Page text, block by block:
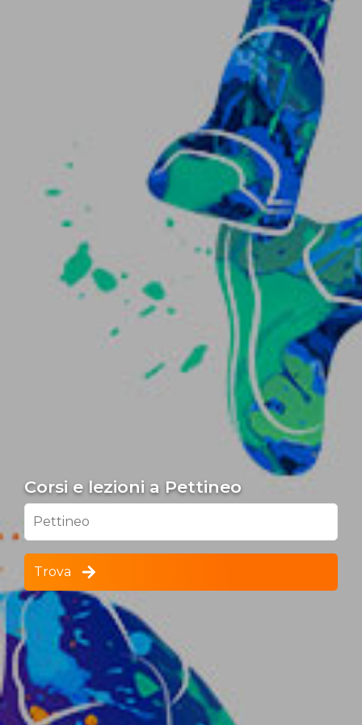
Corsi e lezioni a Pettineo
Pettineo
Trova